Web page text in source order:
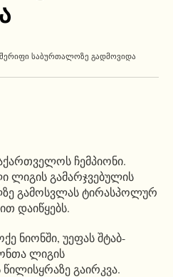
ᲨᲔᲠᲘᲤᲘ ᲡᲐᲑᲣᲠᲗᲐᲚᲝᲖᲔ ᲒᲐᲓᲛᲝᲕᲘᲓᲐ
ჩემპიონი.
ლიგის გამარჯვებულის
გამოსვლას ტირასპოლურ
დაიწყებს.
ნიონში, უეფას შტაბ-
ლიგის
გაირკვა.